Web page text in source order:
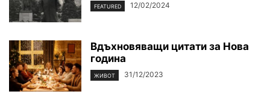
FEATURED 12/02/2024
Вдъхновяващи цитати за Нова
година
ЖИВОТ 31/12/2023